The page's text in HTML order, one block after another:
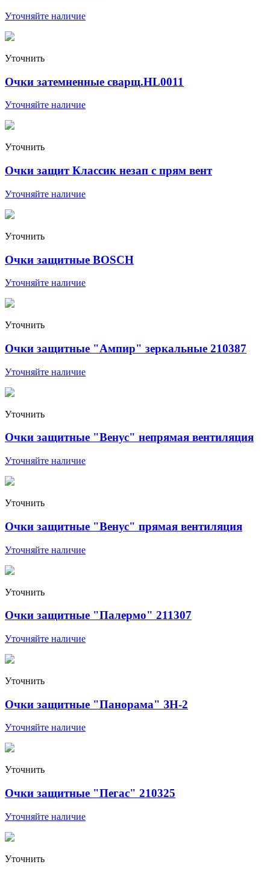
Уточняйте наличие
Уточнить
Очки затемненные сварщ.HL0011
Уточняйте наличие
Уточнить
Очки защит Классик незап с прям вент
Уточняйте наличие
Уточнить
Очки защитные BOSCH
Уточняйте наличие
Уточнить
Очки защитные "Ампир" зеркальные 210387
Уточняйте наличие
Уточнить
Очки защитные "Венус" непрямая вентиляция
Уточняйте наличие
Уточнить
Очки защитные "Венус" прямая вентиляция
Уточняйте наличие
Уточнить
Очки защитные "Палермо" 211307
Уточняйте наличие
Уточнить
Очки защитные "Панорама" ЗН-2
Уточняйте наличие
Уточнить
Очки защитные "Пегас" 210325
Уточняйте наличие
Уточнить